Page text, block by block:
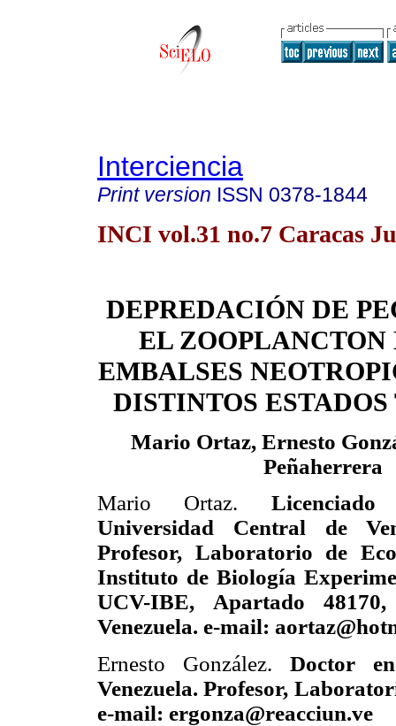
Interciencia
Print version ISSN 0378-1844
INCI vol.31 no.7 Caracas
DEPREDACIÓN DE
EL ZOOPLANCTON
EMBALSES
DISTINTOS
Mario Ortaz, Ernesto
Peñaherrera
Mario Ortaz.
Universidad Central de
Profesor, Laboratorio de
Instituto de Biología
UCV-IBE, Apartado
Venezuela. e-mail:
Ernesto González.Doctor
Venezuela. Profesor,
e-mail: ergonza@reacciun.ve